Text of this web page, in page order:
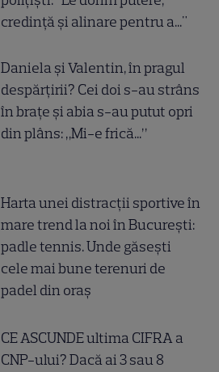
credință și alinare pentru a..."
Daniela și Valentin, în pragul
despărțirii? Cei doi s-au strâns
în brațe și abia s-au putut opri
din plâns: „Mi-e frică...”
Harta unei distracții sportive în
mare trend la noi în București:
padle tennis. Unde găsești
cele mai bune terenuri de
padel din oraș
CE ASCUNDE ultima CIFRA a
CNP-ului? Dacă ai 3 sau 8